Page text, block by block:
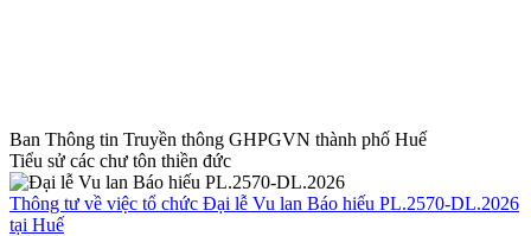
Ban Thông tin Truyền thông GHPGVN thành phố Huế
Tiểu sử các chư tôn thiền đức
Thông tư về việc tổ chức Đại lễ Vu lan Báo hiếu PL.2570-DL.2026
tại Huế